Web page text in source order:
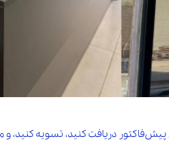
دریافت کنید، تسویه